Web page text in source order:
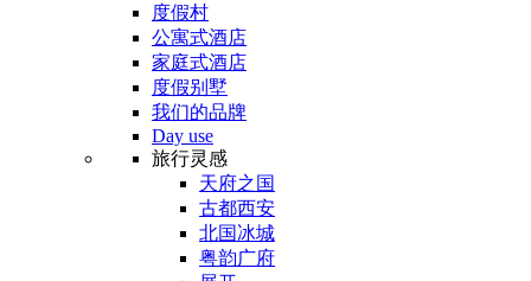
度假村
公寓式酒店
家庭式酒店
度假别墅
我们的品牌
Day use
旅行灵感
天府之国
古都西安
北国冰城
粤韵广府